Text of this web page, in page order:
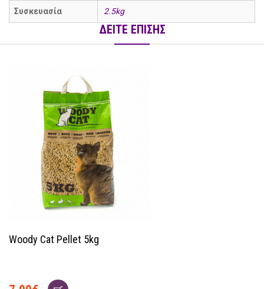
Συσκευασία 2.5kg
ΔΕΙΤΕ ΕΠΙΣΗΣ
Woody Cat Pellet 5kg